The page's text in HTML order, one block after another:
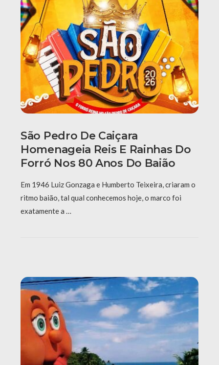
São Pedro De Caiçara
Homenageia Reis E Rainhas Do
Forró Nos 80 Anos Do Baião
Em 1946 Luiz Gonzaga e Humberto Teixeira, criaram o
ritmo baião, tal qual conhecemos hoje, o marco foi
exatamente a …